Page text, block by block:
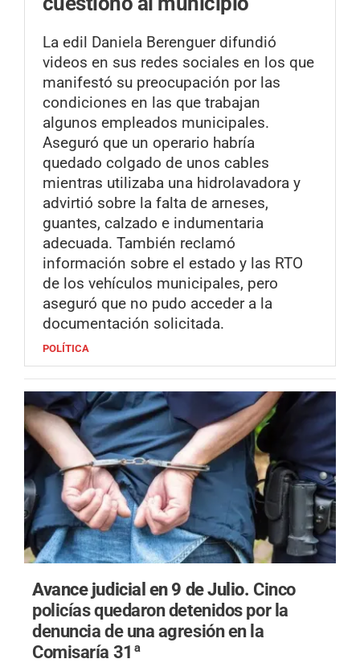
La edil Daniela Berenguer difundió
videos en sus redes sociales en los que
manifestó su preocupación por las
condiciones en las que trabajan
algunos empleados municipales.
Aseguró que un operario habría
quedado colgado de unos cables
mientras utilizaba una hidrolavadora y
advirtió sobre la falta de arneses,
guantes, calzado e indumentaria
adecuada. También reclamó
información sobre el estado y las RTO
de los vehículos municipales, pero
aseguró que no pudo acceder a la
documentación solicitada.
POLÍTICA
Avance judicial en 9 de Julio. Cinco
policías quedaron detenidos por la
denuncia de una agresión en la
Comisaría 31ª